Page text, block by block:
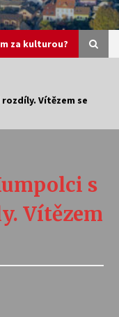
za kulturou?
Duškové: Stávám se
Vítězem se
s
Vítězem